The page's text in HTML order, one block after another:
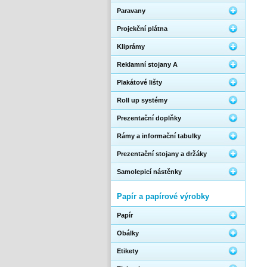
Paravany
Projekční plátna
Kliprámy
Reklamní stojany A
Plakátové lišty
Roll up systémy
Prezentační doplňky
Rámy a informační tabulky
Prezentační stojany a držáky
Samolepicí nástěnky
Papír a papírové výrobky
Papír
Obálky
Etikety